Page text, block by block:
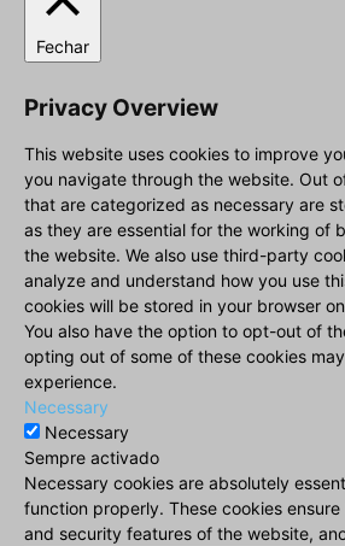
Fechar
Privacy Overview
This website uses cookies to improve
you navigate through the website. Out
that are categorized as necessary are
as they are essential for the working of
the website. We also use third-party
analyze and understand how you use
cookies will be stored in your browser
You also have the option to opt-out of
opting out of some of these cookies
experience.
Necessary
Necessary
Sempre activado
Necessary cookies are absolutely
function properly. These cookies
and security features of the website,